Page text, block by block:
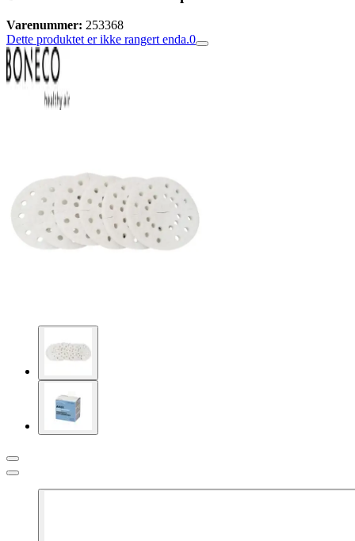
Varenummer: 253368
Dette produktet er ikke rangert enda.0